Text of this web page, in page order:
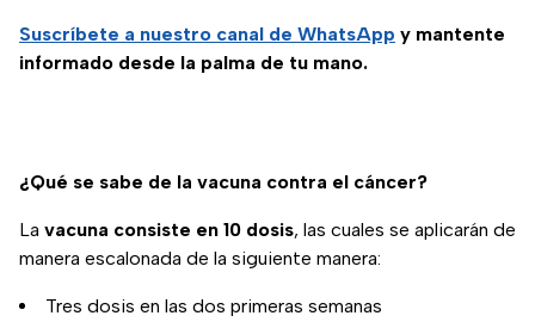
Suscríbete a nuestro canal de WhatsApp y mantente
informado desde la palma de tu mano.
¿Qué se sabe de la vacuna contra el cáncer?
La vacuna consiste en 10 dosis, las cuales se aplicarán de
manera escalonada de la siguiente manera:
Tres dosis en las dos primeras semanas